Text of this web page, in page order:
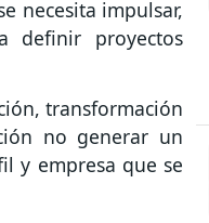
necesita impulsar,
definir proyectos
transformación
no generar un
y empresa que se